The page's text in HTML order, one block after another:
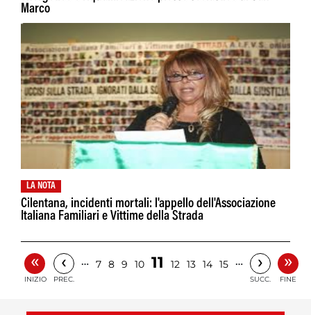
Marco
LA NOTA
Cilentana, incidenti mortali: l'appello dell'Associazione
Italiana Familiari e Vittime della Strada
«
INIZIO
‹
PREC.
… 7 8 9 10 11 12 13 14 15 … ›
SUCC.
»
FINE